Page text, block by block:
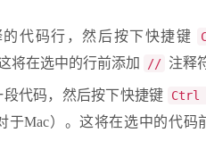
代码行，然后按下快捷键
将在选中的行前添加 // 注释
代码，然后按下快捷键 Ctrl
于Mac）。这将在选中的代码